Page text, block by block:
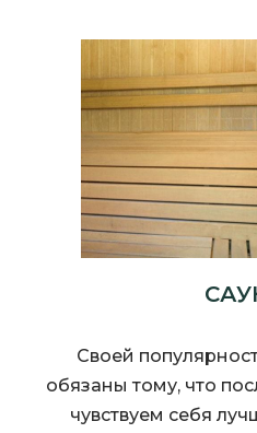
Своей
обязаны тому, что
чувствуем себя